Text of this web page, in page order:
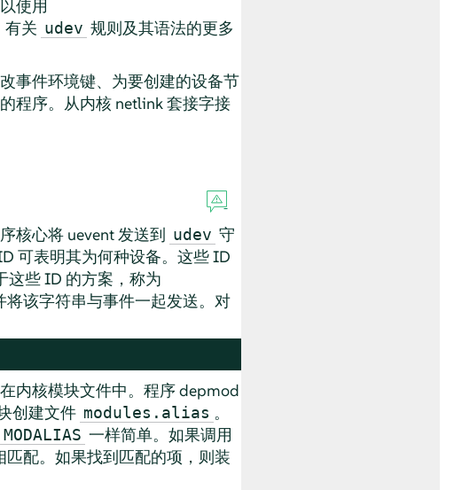
使用
有关 udev 规则及其语法的更多
事件环境键、为要创建的设备节
程序。从内核 netlink 套接字接
核心将 uevent 发送到 udev 守
可表明其为何种设备。这些 ID
这些 ID 的方案，称为
将该字符串与事件一起发送。对
内核模块文件中。程序 depmod
创建文件 modules.alias 。
MODALIAS 一样简单。如果调用
匹配。如果找到匹配的项，则装